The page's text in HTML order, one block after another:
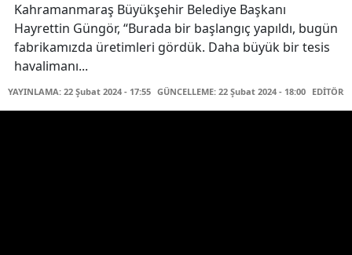
Kahramanmaraş Büyükşehir Belediye Başkanı
Hayrettin Güngör, “Burada bir başlangıç yapıldı, bugün
fabrikamızda üretimleri gördük. Daha büyük bir tesis
havalimanı...
YAYINLAMA: 22 Şubat 2024 - 17:55 GÜNCELLEME: 22 Şubat 2024 - 18:00